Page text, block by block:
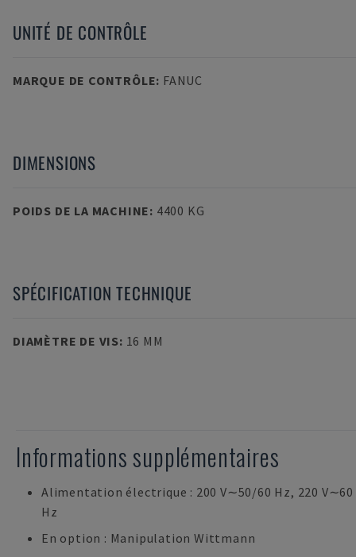
UNITÉ DE CONTRÔLE
MARQUE DE CONTRÔLE: FANUC
DIMENSIONS
POIDS DE LA MACHINE: 4400 KG
SPÉCIFICATION TECHNIQUE
DIAMÈTRE DE VIS: 16 MM
Informations supplémentaires
Alimentation électrique : 200 V∼50/60 Hz, 220 V∼60
Hz
En option : Manipulation Wittmann